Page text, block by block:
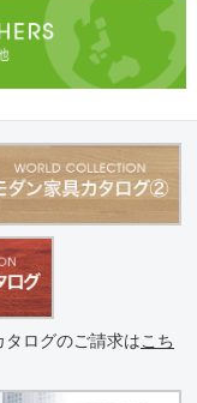
ログのご請求はこち